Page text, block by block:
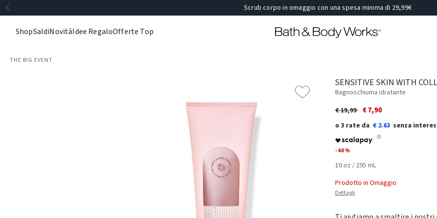
Scrub corpo in omaggio con una spesa minima di 29,99€
ShopSaldiNovitàIdee RegaloOfferte Top
THE BIG EVENT
SENSITIVE SKIN WITH
Bagnoschiuma idratante
Price reduced from
€ 19,99to€ 7,90
€ 2.63
- 60 %
10 oz / 295 mL
Prodotto in Omaggio
Dettagli